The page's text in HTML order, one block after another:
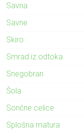
Savna
Savne
Skiro
Smrad iz odtoka
Snegobran
Šola
Sončne celice
Splošna matura